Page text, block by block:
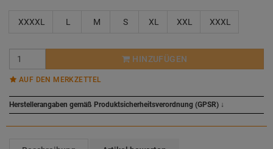
XXXXL L M S XL XXL XXXL
HINZUFÜGEN
AUF DEN MERKZETTEL
Herstellerangaben gemäß Produktsicherheitsverordnung (GPSR) ↓